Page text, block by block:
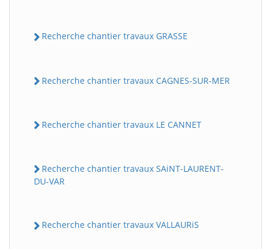
Recherche chantier travaux GRASSE
Recherche chantier travaux CAGNES-SUR-MER
Recherche chantier travaux LE CANNET
Recherche chantier travaux SAiNT-LAURENT-
DU-VAR
Recherche chantier travaux VALLAURiS